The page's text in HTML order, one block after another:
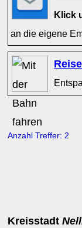
Klick
an die eigene
Anzahl Treffer: 2
Kreisstadt